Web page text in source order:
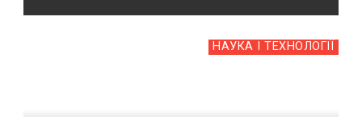
НАУКА І ТЕХНОЛОГІЇ